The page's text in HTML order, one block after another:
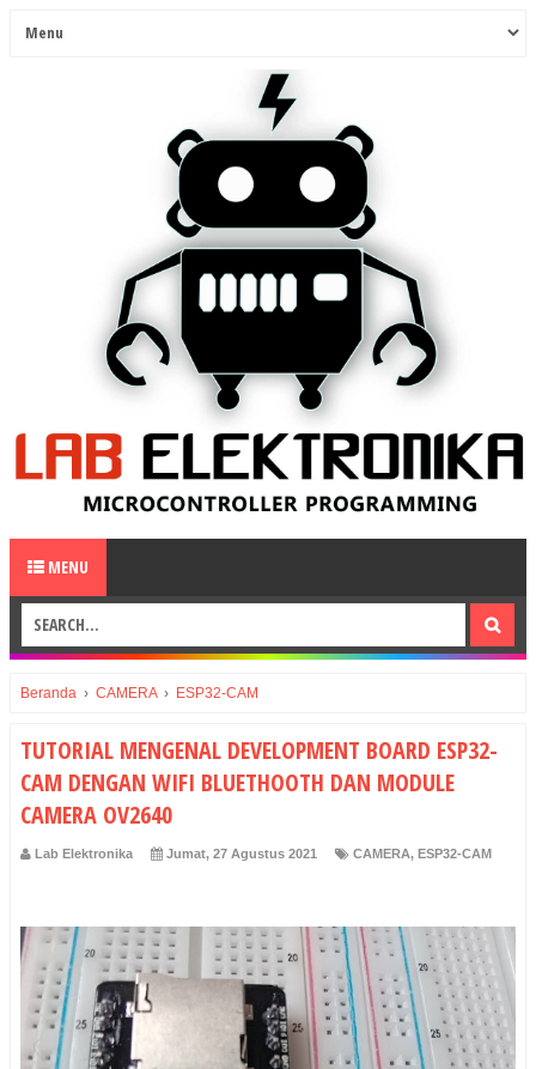
MENU
Beranda › CAMERA › ESP32-CAM
TUTORIAL MENGENAL DEVELOPMENT BOARD ESP32-
CAM DENGAN WIFI BLUETHOOTH DAN MODULE
CAMERA OV2640
Lab Elektronika Jumat, 27 Agustus 2021 CAMERA, ESP32-CAM